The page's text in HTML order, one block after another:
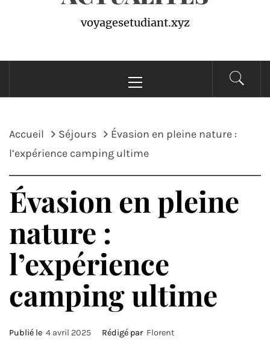
voyagesetudiant.xyz
principal
Accueil Séjours
Évasion en pleine nature :
l’expérience camping ultime
Évasion en pleine
nature :
l’expérience
camping ultime
Publié le 4 avril 2025 Rédigé par Florent